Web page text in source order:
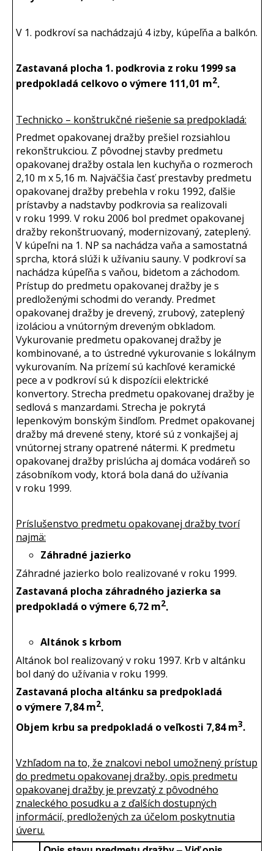
V 1. podkroví sa nachádzajú 4 izby, kúpeľňa a balkón.
Zastavaná plocha 1. podkrovia z roku 1999 sa
predpokladá celkovo o výmere 111,01 m2.
Technicko – konštrukčné riešenie sa predpokladá:
Predmet opakovanej dražby prešiel rozsiahlou
rekonštrukciou. Z pôvodnej stavby predmetu
opakovanej dražby ostala len kuchyňa o rozmeroch
2,10 m x 5,16 m. Najväčšia časť prestavby predmetu
opakovanej dražby prebehla v roku 1992, ďalšie
prístavby a nadstavby podkrovia sa realizovali
v roku 1999. V roku 2006 bol predmet opakovanej
dražby rekonštruovaný, modernizovaný, zateplený.
V kúpeľni na 1. NP sa nachádza vaňa a samostatná
sprcha, ktorá slúži k užívaniu sauny. V podkroví sa
nachádza kúpeľňa s vaňou, bidetom a záchodom.
Prístup do predmetu opakovanej dražby je s
predloženými schodmi do verandy. Predmet
opakovanej dražby je drevený, zrubový, zateplený
izoláciou a vnútorným dreveným obkladom.
Vykurovanie predmetu opakovanej dražby je
kombinované, a to ústredné vykurovanie s lokálnym
vykurovaním. Na prízemí sú kachľové keramické
pece a v podkroví sú k dispozícii elektrické
konvertory. Strecha predmetu opakovanej dražby je
sedlová s manzardami. Strecha je pokrytá
lepenkovým bonským šindľom. Predmet opakovanej
dražby má drevené steny, ktoré sú z vonkajšej aj
vnútornej strany opatrené nátermi. K predmetu
opakovanej dražby prislúcha aj domáca vodáreň so
zásobníkom vody, ktorá bola daná do užívania
v roku 1999.
Príslušenstvo predmetu opakovanej dražby tvorí
najmä:
Záhradné jazierko
Záhradné jazierko bolo realizované v roku 1999.
Zastavaná plocha záhradného jazierka sa
predpokladá o výmere 6,72 m2.
Altánok s krbom
Altánok bol realizovaný v roku 1997. Krb v altánku
bol daný do užívania v roku 1999.
Zastavaná plocha altánku sa predpokladá
o výmere 7,84 m2.
Objem krbu sa predpokladá o veľkosti 7,84 m3.
Vzhľadom na to, že znalcovi nebol umožnený prístup
do predmetu opakovanej dražby, opis predmetu
opakovanej dražby je prevzatý z pôvodného
znaleckého posudku a z ďalších dostupných
informácií, predložených za účelom poskytnutia
úveru.